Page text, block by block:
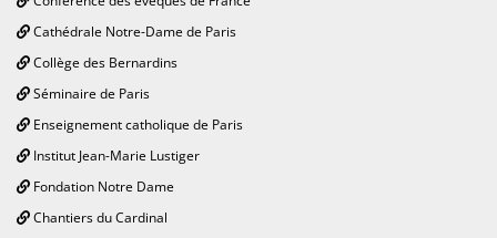
Cathédrale Notre-Dame de Paris
Collège des Bernardins
Séminaire de Paris
Enseignement catholique de Paris
Institut Jean-Marie Lustiger
Fondation Notre Dame
Chantiers du Cardinal